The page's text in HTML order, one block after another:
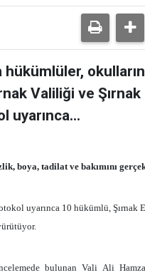
Valiliği ve Şırnak
uyarınca...
boya, tadilat ve bakımını
uyarınca 10 hükümlü, Şırnak
bulunan Vali Ali